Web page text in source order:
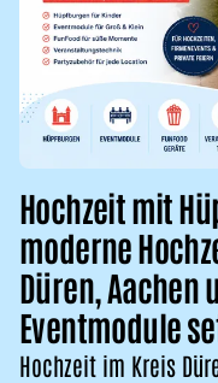
Hochzeit mit
moderne
Düren, Aachen
Eventmodule
Hochzeit im Kreis